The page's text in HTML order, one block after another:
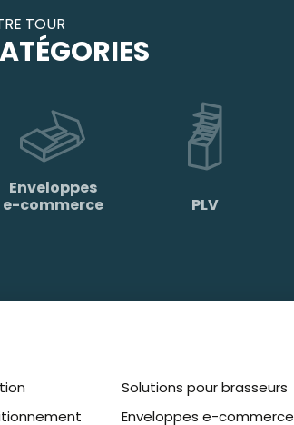
TOUR
Enveloppes
e-commerce
PLV
Solutions pour brasseurs
Enveloppes e-commerce